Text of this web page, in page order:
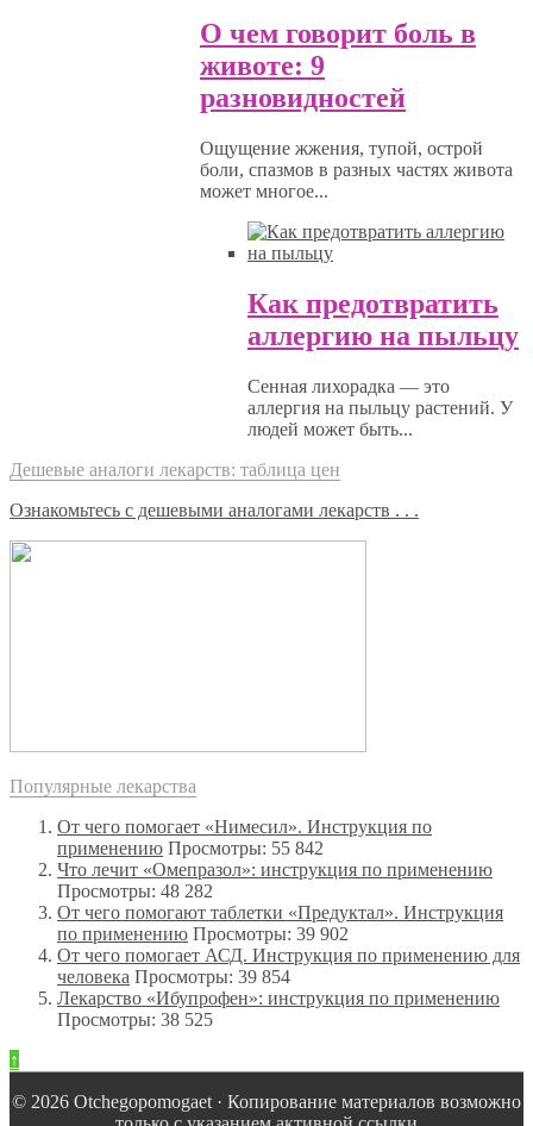
О чем говорит боль в
животе: 9
разновидностей
Ощущение жжения, тупой, острой
боли, спазмов в разных частях живота
может многое...
Как предотвратить
аллергию на пыльцу
Сенная лихорадка — это
аллергия на пыльцу растений. У
людей может быть...
Дешевые аналоги лекарств: таблица цен
Ознакомьтесь с дешевыми аналогами лекарств . . .
Популярные лекарства
От чего помогает «Нимесил». Инструкция по
применению Просмотры: 55 842
Что лечит «Омепразол»: инструкция по применению
Просмотры: 48 282
От чего помогают таблетки «Предуктал». Инструкция
по применению Просмотры: 39 902
От чего помогает АСД. Инструкция по применению для
человека Просмотры: 39 854
Лекарство «Ибупрофен»: инструкция по применению
Просмотры: 38 525
↑
© 2026 Оtchegopomogaet · Копирование материалов возможно